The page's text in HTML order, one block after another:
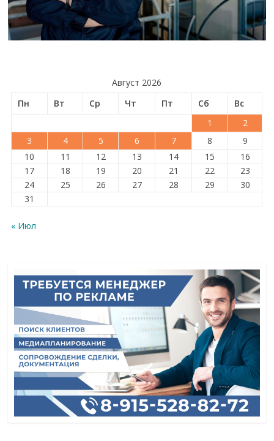
Август 2026
Пн
Вт Ср Чт Пт Сб
Вс
1
2
3
4 5 6 7 8
9
10
11 12 13 14 15
16
17
18 19 20 21 22
23
24
25 26 27 28 29
30
31
« Июл